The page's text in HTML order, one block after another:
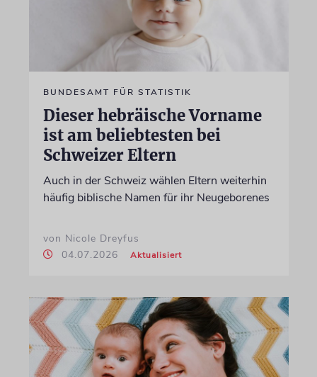
BUNDESAMT FÜR STATISTIK
Dieser hebräische Vorname
ist am beliebtesten bei
Schweizer Eltern
Auch in der Schweiz wählen Eltern weiterhin
häufig biblische Namen für ihr Neugeborenes
von Nicole Dreyfus
04.07.2026
Aktualisiert